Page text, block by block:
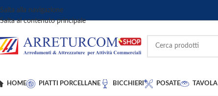
Salta alla navigazione
Salta al contenuto principale
HOME PIATTI PORCELLANE BICCHIERI POSATE TAVOLA